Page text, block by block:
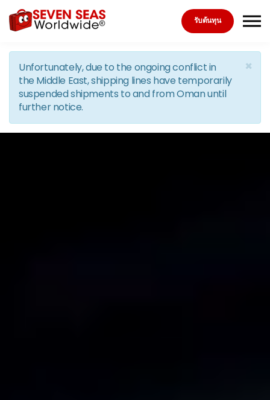
Skip to the content
รับต้นทุน
×
Unfortunately, due to the ongoing conflict in
the Middle East, shipping lines have temporarily
suspended shipments to and from Oman until
further notice.